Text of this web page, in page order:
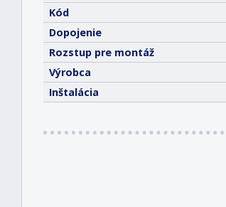
Kód
Dopojenie
Rozstup pre montáž
Výrobca
Inštalácia